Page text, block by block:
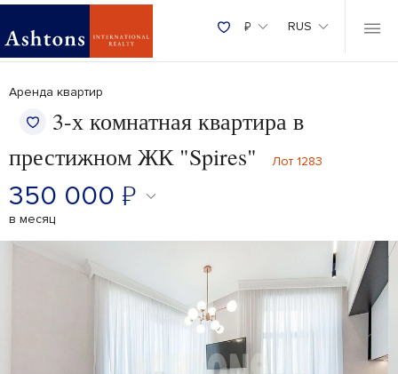
₽ RUS
Аренда квартир
3-х комнатная квартира в
престижном ЖК "Spires"
Лот 1283
350 000 ₽
в месяц